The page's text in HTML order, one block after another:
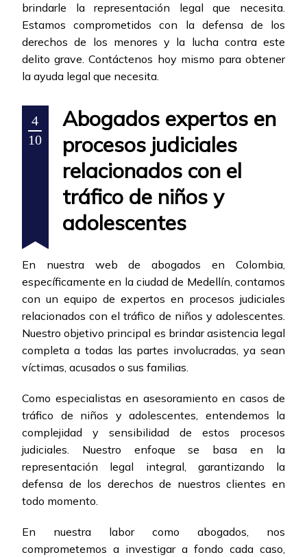
brindarle la representación legal que necesita.
Estamos comprometidos con la defensa de los
derechos de los menores y la lucha contra este
delito grave. Contáctenos hoy mismo para obtener
la ayuda legal que necesita.
4
10
Abogados expertos en
procesos judiciales
relacionados con el
tráfico de niños y
adolescentes
En nuestra web de abogados en Colombia,
específicamente en la ciudad de Medellín, contamos
con un equipo de expertos en procesos judiciales
relacionados con el tráfico de niños y adolescentes.
Nuestro objetivo principal es brindar asistencia legal
completa a todas las partes involucradas, ya sean
víctimas, acusados o sus familias.
Como especialistas en asesoramiento en casos de
tráfico de niños y adolescentes, entendemos la
complejidad y sensibilidad de estos procesos
judiciales. Nuestro enfoque se basa en la
representación legal integral, garantizando la
defensa de los derechos de nuestros clientes en
todo momento.
En nuestra labor como abogados, nos
comprometemos a investigar a fondo cada caso,